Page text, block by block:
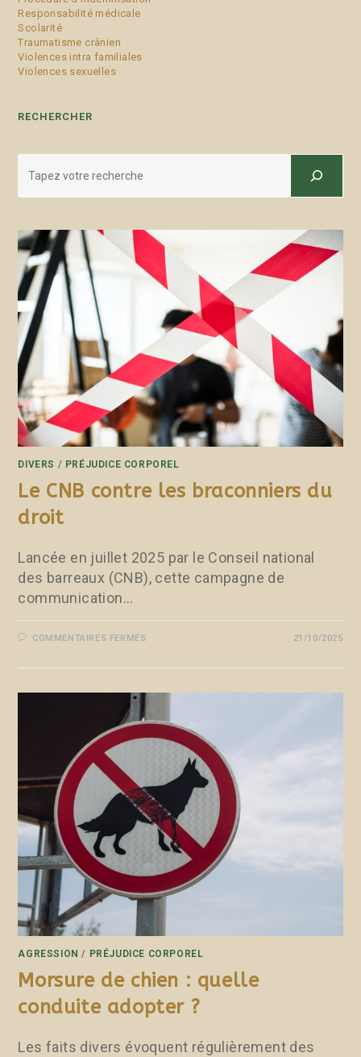
Responsabilité médicale
Scolarité
Traumatisme crânien
Violences intra familiales
Violences sexuelles
RECHERCHER
DIVERS / PRÉJUDICE CORPOREL
Le CNB contre les braconniers du
droit
Lancée en juillet 2025 par le Conseil national
des barreaux (CNB), cette campagne de
communication…
COMMENTAIRES FERMÉS 21/10/2025
AGRESSION / PRÉJUDICE CORPOREL
Morsure de chien : quelle
conduite adopter ?
Les faits divers évoquent régulièrement des